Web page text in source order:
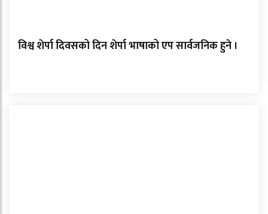
विश्व शेर्पा दिवसको दिन शेर्पा भाषाको एप सार्वजनिक हुने ।